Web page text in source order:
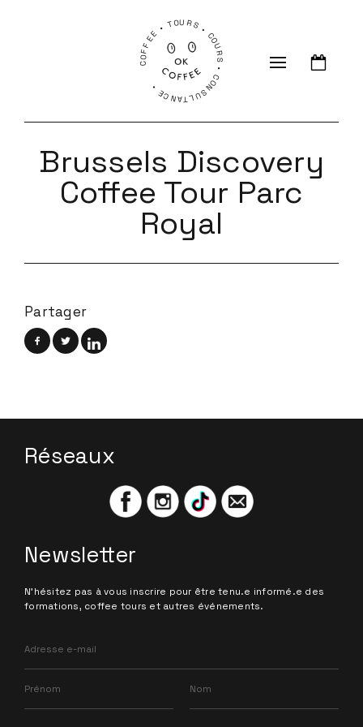
COFFEE • TOURS • COURS • CONSULTANCE •
Brussels Discovery
Coffee Tour Parc
Royal
Partager
Réseaux
Newsletter
N'hésitez pas à vous inscrire pour être tenu.e informé.e des
formations, coffee tours et autres événements.